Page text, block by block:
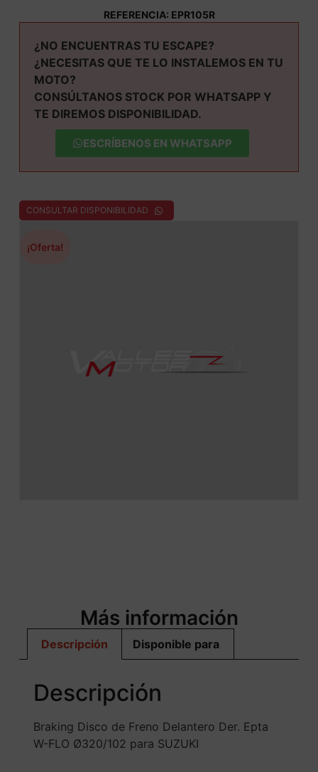
REFERENCIA: EPR105R
¿NO ENCUENTRAS TU ESCAPE?
¿NECESITAS QUE TE LO INSTALEMOS EN TU
MOTO?
CONSÚLTANOS STOCK POR WHATSAPP Y
TE DIREMOS DISPONIBILIDAD.
ESCRÍBENOS EN WHATSAPP
CONSULTAR DISPONIBILIDAD
¡Oferta!
Más información
Descripción Disponible para
Descripción
Braking Disco de Freno Delantero Der. Epta
W-FLO Ø320/102 para SUZUKI